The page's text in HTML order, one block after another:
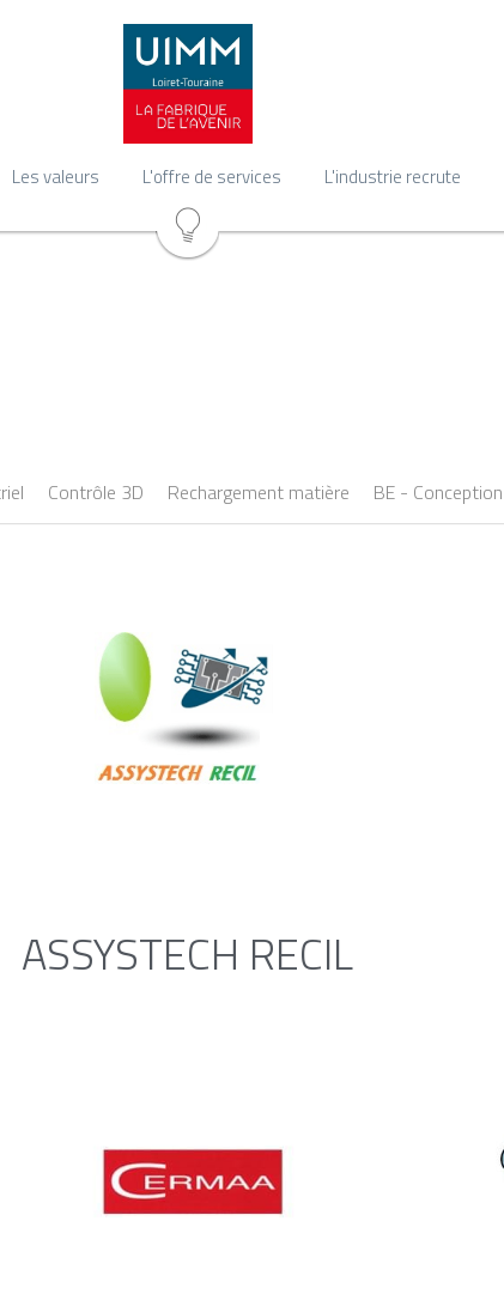
Les valeurs L'offre de services L'industrie recrute
Contrôle 3D Rechargement matière BE - Conception
ASSYSTECH RECIL